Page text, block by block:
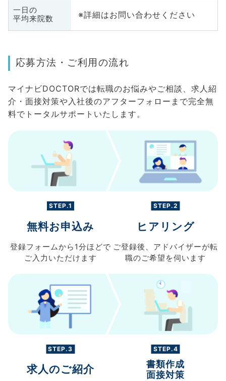
一日の
平均来院数
※詳細はお問い合わせください
応募方法・ご利用の流れ
マイナビDOCTORでは転職のお悩みやご相談、求人紹
介・面接対策や入社後のアフターフォローまで完全無
料でトータルサポートいたします。
STEP.1
無料お申込み
登録フォームから 1分ほどで
ご入力 いただけます
STEP.2
ヒアリング
ご登録後、 アドバイザーが転
職のご希望を伺います
STEP.3
求人のご紹介
STEP.4
書類作成
面接対策